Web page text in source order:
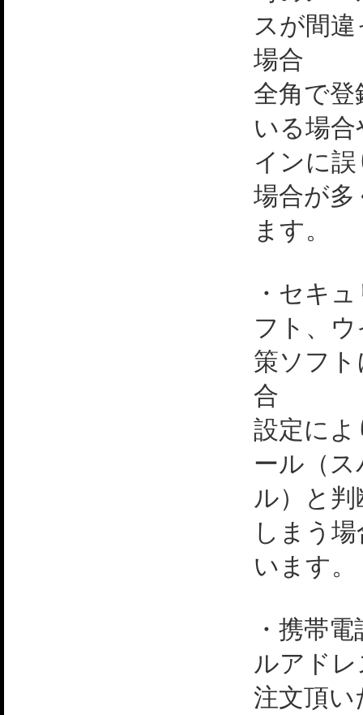
スが間
場合
全角で
いる場
インに
場合が
ます。
・セキ
フト、
策ソフ
合
設定に
ール（
ル）と
しまう
います。
・携帯
ルアド
注文頂い